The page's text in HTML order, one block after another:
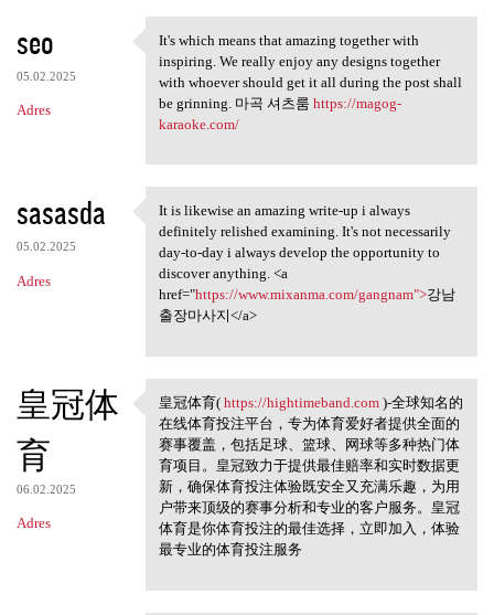
seo
05.02.2025
Adres
It's which means that amazing
It's which means that amazing together with
inspiring. We really enjoy any designs together
with whoever should get it all during the post shall
be grinning. 마곡 셔츠룸 https://magog-
karaoke.com/
sasasda
05.02.2025
Adres
It is likewise an amazing
It is likewise an amazing write-up i always
definitely relished examining. It's not necessarily
day-to-day i always develop the opportunity to
discover anything. <a
href="https://www.mixanma.com/gangnam">강남
출장마사지</a>
皇冠体
育
06.02.2025
Adres
皇冠体育( https://hightimeband
皇冠体育( https://hightimeband.com)-全球知名的
在线体育投注平台，专为体育爱好者提供全面的
赛事覆盖，包括足球、篮球、网球等多种热门体
育项目。皇冠致力于提供最佳赔率和实时数据更
新，确保体育投注体验既安全又充满乐趣，为用
户带来顶级的赛事分析和专业的客户服务。皇冠
体育是你体育投注的最佳选择，立即加入，体验
最专业的体育投注服务